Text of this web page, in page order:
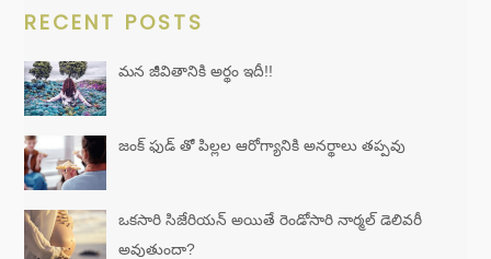
RECENT POSTS
మన జీవితానికి అర్థం ఇదీ!!
జంక్ ఫుడ్ తో పిల్లల ఆరోగ్యానికి అనర్థాలు తప్పవు
ఒకసారి సిజేరియన్ అయితే రెండోసారి నార్మల్ డెలివరీ
అవుతుందా?